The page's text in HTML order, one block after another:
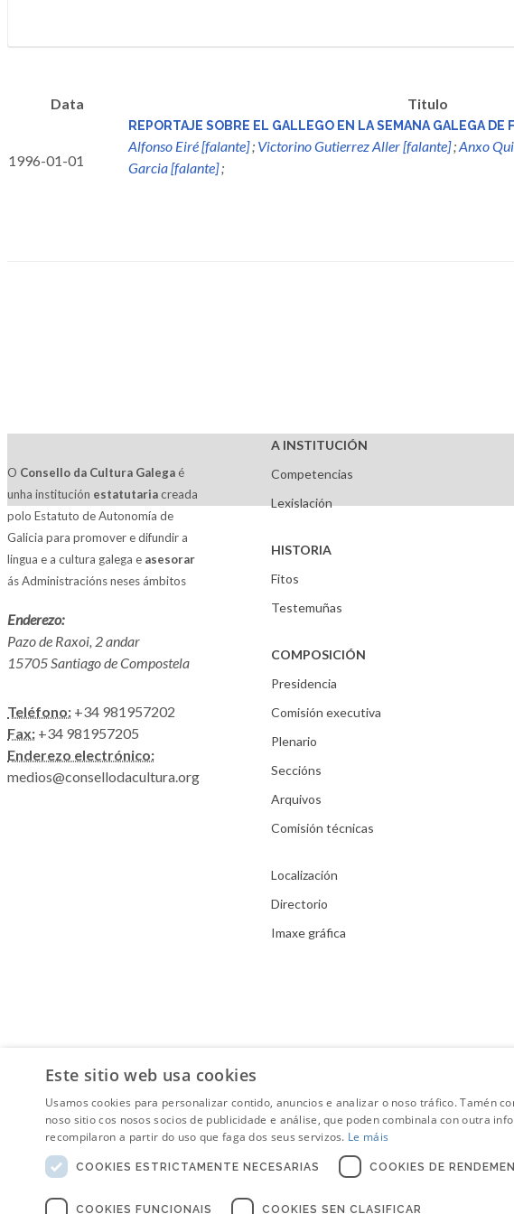
Data Titulo
1996-01-01
REPORTAJE SOBRE EL GALLEGO EN LA SEMANA GALEGA DE
Alfonso Eiré [falante]; Victorino Gutierrez Aller [falante];Anxo
Garcia [falante];
O Consello da Cultura Galega é
unha institución estatutariacreada
polo Estatuto de Autonomía de
Galicia para promover e difundir a
lingua e a cultura galega e asesorar
ás Administracións neses ámbitos
Enderezo:
Pazo de Raxoi, 2 andar
15705 Santiago de Compostela
Teléfono: +34 981957202
Fax: +34 981957205
Enderezo electrónico:
medios@consellodacultura.org
A INSTITUCIÓN
Competencias
Lexislación
HISTORIA
Fitos
Testemuñas
COMPOSICIÓN
Presidencia
Comisión executiva
Plenario
Seccións
Arquivos
Comisión técnicas
Localización
Directorio
Imaxe gráfica
Este sitio web usa cookies
Usamos cookies para personalizar contido, anuncios e analizar o noso tráfico. Tamén
noso sitio cos nosos socios de publicidade e análise, que poden combinala con outra
recompilaron a partir do uso que faga dos seus servizos. Le máis
COOKIES ESTRICTAMENTE NECESARIAS COOKIES DE
COOKIES FUNCIONAIS COOKIES SEN CLASIFICAR